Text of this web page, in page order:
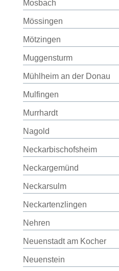
Mosbach
Mössingen
Mötzingen
Muggensturm
Mühlheim an der Donau
Mulfingen
Murrhardt
Nagold
Neckarbischofsheim
Neckargemünd
Neckarsulm
Neckartenzlingen
Nehren
Neuenstadt am Kocher
Neuenstein